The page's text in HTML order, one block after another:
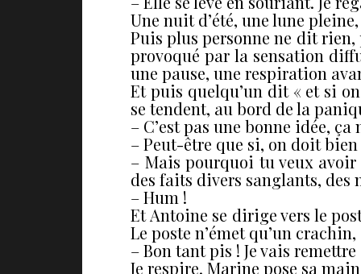
Une nuit d’été, une lune
Puis plus personne ne dit
provoqué par la sensation
une pause, une respiration
Et puis quelqu’un dit « et si
se tendent, au bord de la
– C’est pas une bonne idée,
– Peut-être que si, on doit
– Mais pourquoi tu veux avoir
des faits divers sanglants, des
– Hum !
Et Antoine se dirige vers le
Le poste n’émet qu’un
– Bon tant pis ! Je vais
Je respire. Marine pose sa